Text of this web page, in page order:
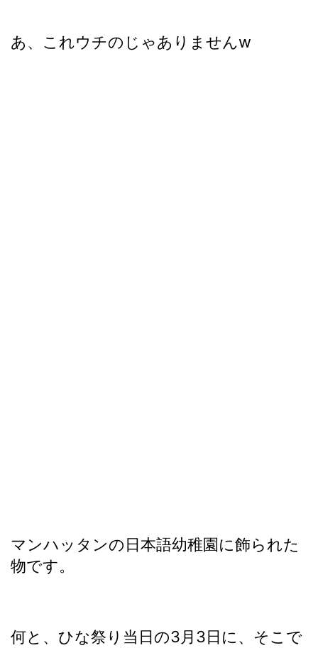
あ、これウチのじゃありませんw
マンハッタンの日本語幼稚園に飾られた
物です。
何と、ひな祭り当日の3月3日に、そこで